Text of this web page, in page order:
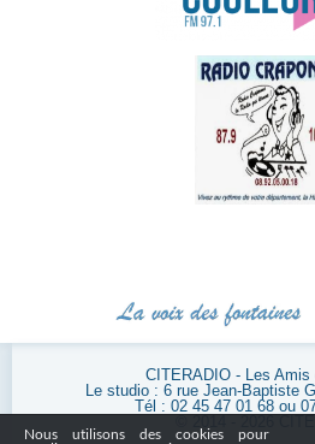
CITERADIO - Les Amis
Le studio : 6 rue Jean-Baptiste
Tél : 02 45 47 01 68 ou
Nous utilisons des cookies pour